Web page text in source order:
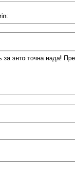
энто точна нада!